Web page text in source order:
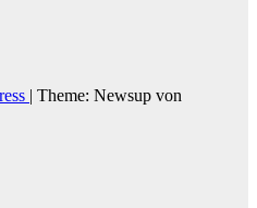
| Theme: Newsup von